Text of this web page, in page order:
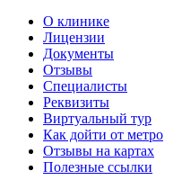
О клинике
Лицензии
Документы
Отзывы
Специалисты
Реквизиты
Виртуальный тур
Как дойти от метро
Отзывы на картах
Полезные ссылки